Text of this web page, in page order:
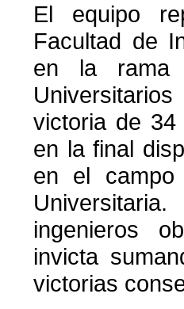
El equipo
Facultad de
en la rama
victoria de
en la final
en el
ingenieros
invicta
victorias